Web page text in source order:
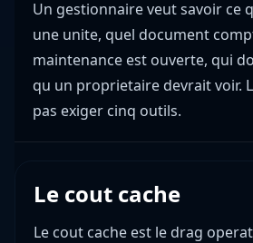
Un gestionnaire veut savoir ce
une unite, quel document
maintenance est ouverte, qui
qu un proprietaire devrait voir.
pas exiger cinq outils.
Le cout cache
Le cout cache est le drag